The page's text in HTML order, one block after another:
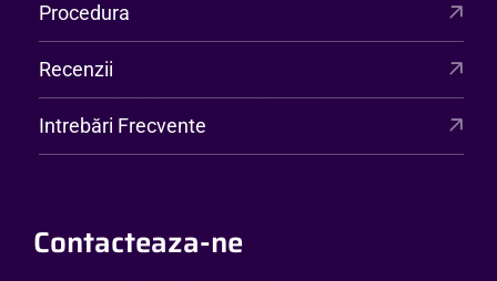
Procedura
Recenzii
Intrebări Frecvente
Contacteaza-ne